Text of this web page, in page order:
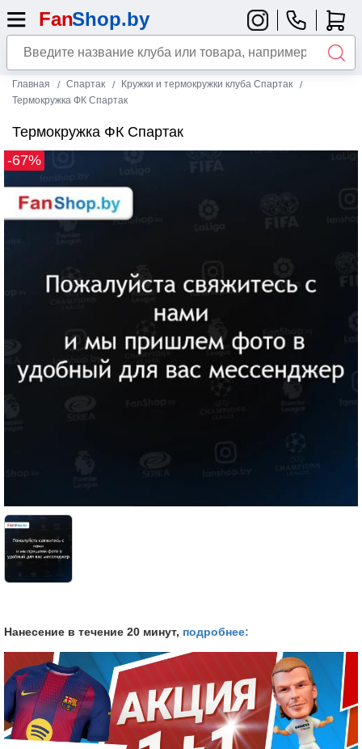
Главная Спартак
Кружки и термокружки клуба Спартак
Термокружка ФК Спартак
Термокружка ФК Спартак
-67%
Нанесение в течение 20 минут, подробнее: